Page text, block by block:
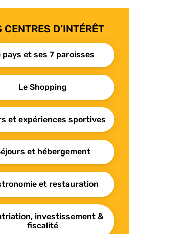
CENTRES D’INTÉRÊT
pays et ses 7 paroisses
Le Shopping
et expériences sportives
et hébergement
et restauration
investissement &
fiscalité